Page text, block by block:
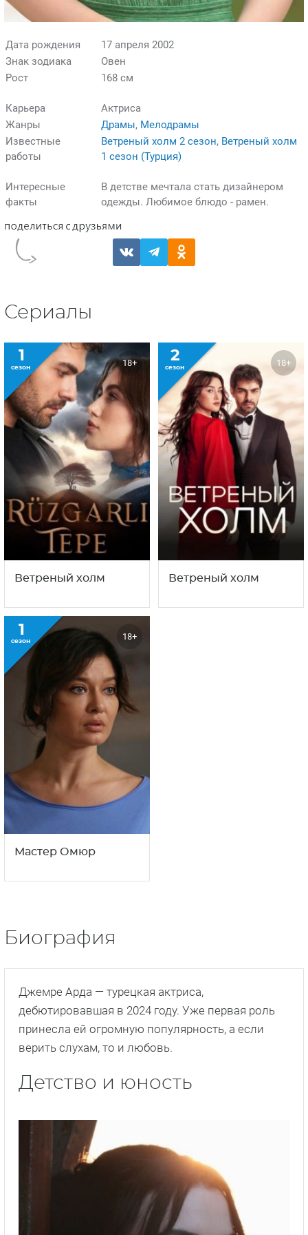
Дата рождения
17 апреля 2002
Знак зодиака
Овен
Рост
168 см
Карьера
Актриса
Жанры
Драмы, Мелодрамы
Известные
работы
Ветреный холм 2 сезон, Ветреный холм
1 сезон (Турция)
Интересные
факты
В детстве мечтала стать дизайнером
одежды. Любимое блюдо - рамен.
Сериалы
1
сезон 18+
Ветреный холм
2
сезон 18+
Ветреный холм
1
сезон 18+
Мастер Омюр
Биография
Джемре Арда — турецкая актриса,
дебютировавшая в 2024 году. Уже первая роль
принесла ей огромную популярность, а если
верить слухам, то и любовь.
Детство и юность